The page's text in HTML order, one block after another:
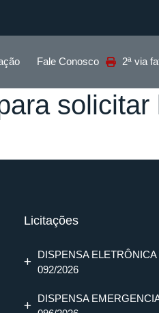
Fale Conosco 2ª via
Licitações
DISPENSA ELETRÔNICA
092/2026
DISPENSA